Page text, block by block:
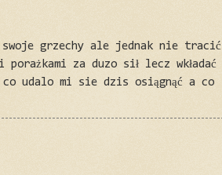
swoje grzechy ale jednak nie tracić
za duzo sił lecz wkładać
co udalo mi sie dzis osiągnąć a co